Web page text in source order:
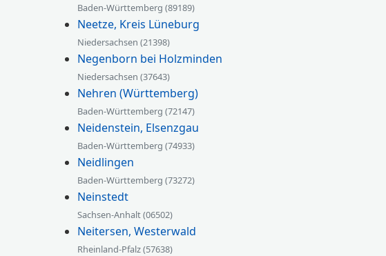
Baden-Württemberg (89189)
Neetze, Kreis Lüneburg
Niedersachsen (21398)
Negenborn bei Holzminden
Niedersachsen (37643)
Nehren (Württemberg)
Baden-Württemberg (72147)
Neidenstein, Elsenzgau
Baden-Württemberg (74933)
Neidlingen
Baden-Württemberg (73272)
Neinstedt
Sachsen-Anhalt (06502)
Neitersen, Westerwald
Rheinland-Pfalz (57638)